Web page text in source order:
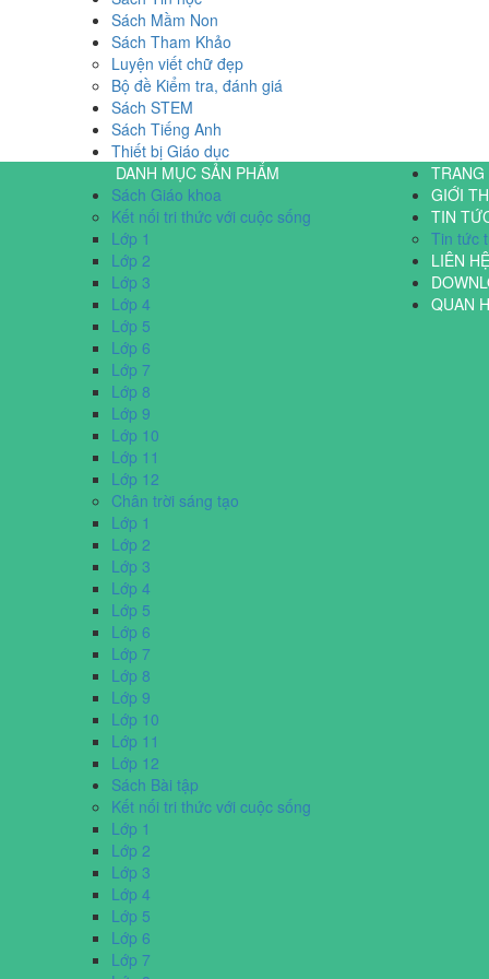
Sách Mầm Non
Sách Tham Khảo
Luyện viết chữ đẹp
Bộ đề Kiểm tra, đánh giá
Sách STEM
Sách Tiếng Anh
Thiết bị Giáo dục
DANH MỤC SẢN PHẨM
Sách Giáo khoa
Kết nối tri thức với cuộc sống
Lớp 1
Lớp 2
Lớp 3
Lớp 4
Lớp 5
Lớp 6
Lớp 7
Lớp 8
Lớp 9
Lớp 10
Lớp 11
Lớp 12
Chân trời sáng tạo
Lớp 1
Lớp 2
Lớp 3
Lớp 4
Lớp 5
Lớp 6
Lớp 7
Lớp 8
Lớp 9
Lớp 10
Lớp 11
Lớp 12
Sách Bài tập
Kết nối tri thức với cuộc sống
Lớp 1
Lớp 2
Lớp 3
Lớp 4
Lớp 5
Lớp 6
Lớp 7
TRANG
GIỚI
TIN
Tin tức
LIÊN HỆ
QUAN